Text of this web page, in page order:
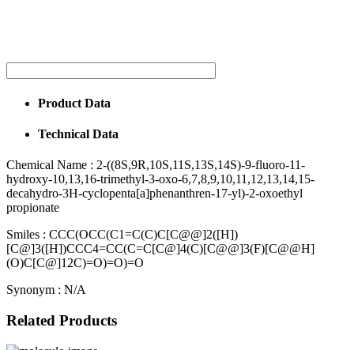
Product Data
Technical Data
Chemical Name : 2-((8S,9R,10S,11S,13S,14S)-9-fluoro-11-
hydroxy-10,13,16-trimethyl-3-oxo-6,7,8,9,10,11,12,13,14,15-
decahydro-3H-cyclopenta[a]phenanthren-17-yl)-2-oxoethyl
propionate
Smiles : CCC(OCC(C1=C(C)C[C@@]2([H])
[C@]3([H])CCC4=CC(C=C[C@]4(C)[C@@]3(F)[C@@H]
(O)C[C@]12C)=O)=O)=O
Synonym : N/A
Related Products